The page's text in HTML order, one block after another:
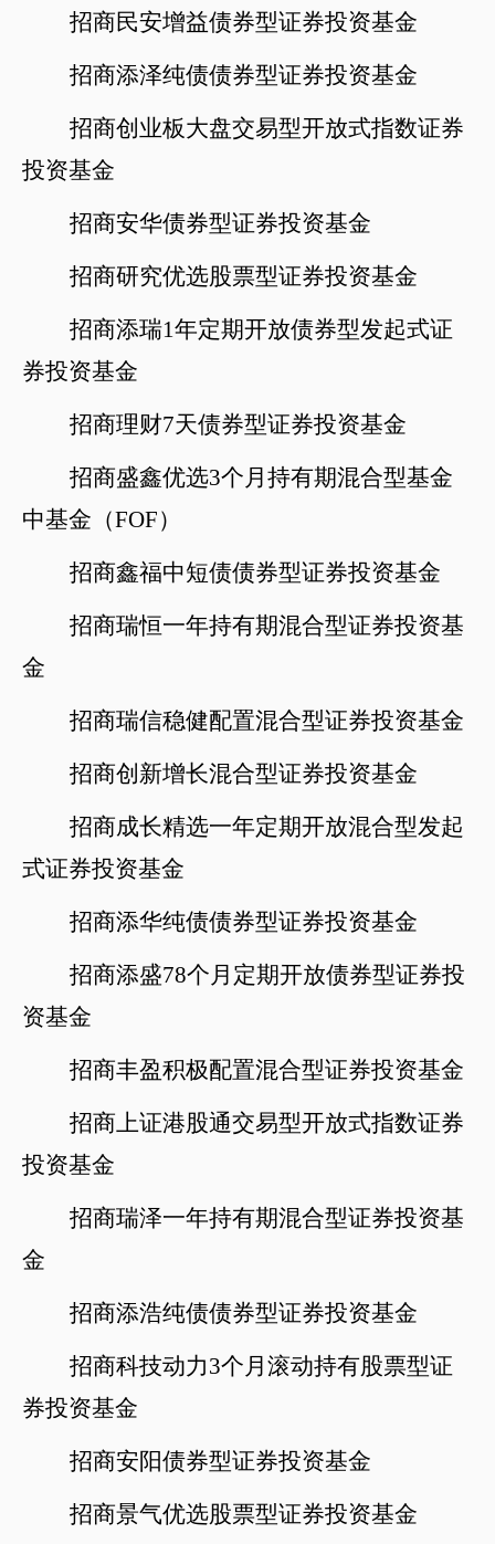
招商民安增益债券型证券投资基金
招商添泽纯债债券型证券投资基金
招商创业板大盘交易型开放式指数证券
投资基金
招商安华债券型证券投资基金
招商研究优选股票型证券投资基金
招商添瑞1年定期开放债券型发起式证
券投资基金
招商理财7天债券型证券投资基金
招商盛鑫优选3个月持有期混合型基金
中基金（FOF）
招商鑫福中短债债券型证券投资基金
招商瑞恒一年持有期混合型证券投资基
金
招商瑞信稳健配置混合型证券投资基金
招商创新增长混合型证券投资基金
招商成长精选一年定期开放混合型发起
式证券投资基金
招商添华纯债债券型证券投资基金
招商添盛78个月定期开放债券型证券投
资基金
招商丰盈积极配置混合型证券投资基金
招商上证港股通交易型开放式指数证券
投资基金
招商瑞泽一年持有期混合型证券投资基
金
招商添浩纯债债券型证券投资基金
招商科技动力3个月滚动持有股票型证
券投资基金
招商安阳债券型证券投资基金
招商景气优选股票型证券投资基金